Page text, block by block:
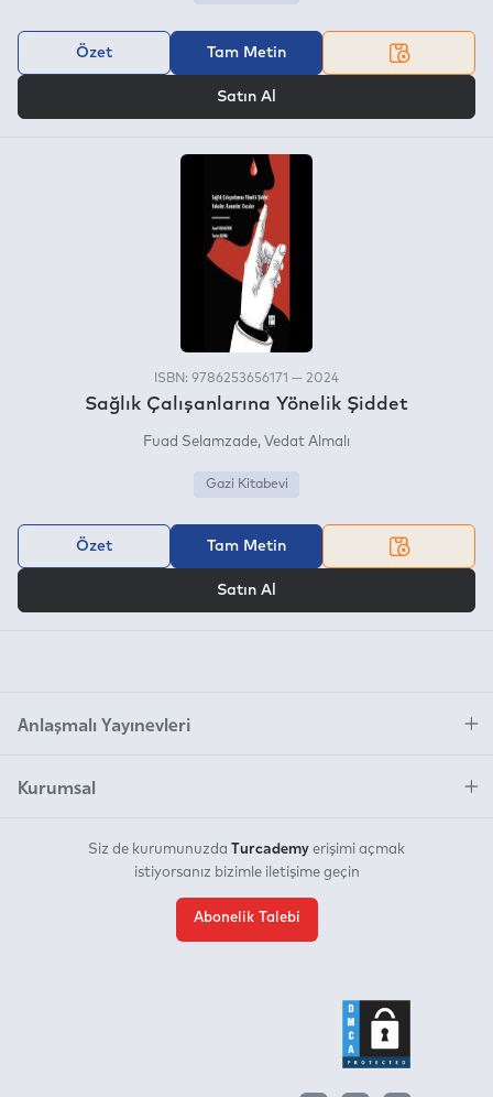
Özet Tam Metin
Satın Al
ISBN: 9786253656171 — 2024
Sağlık Çalışanlarına Yönelik Şiddet
Fuad Selamzade Vedat Almalı
Gazi Kitabevi
Özet Tam Metin
Satın Al
Anlaşmalı Yayınevleri
Kurumsal
Siz de kurumunuzda Turcademy erişimi açmak
istiyorsanız bizimle iletişime geçin
Abonelik Talebi